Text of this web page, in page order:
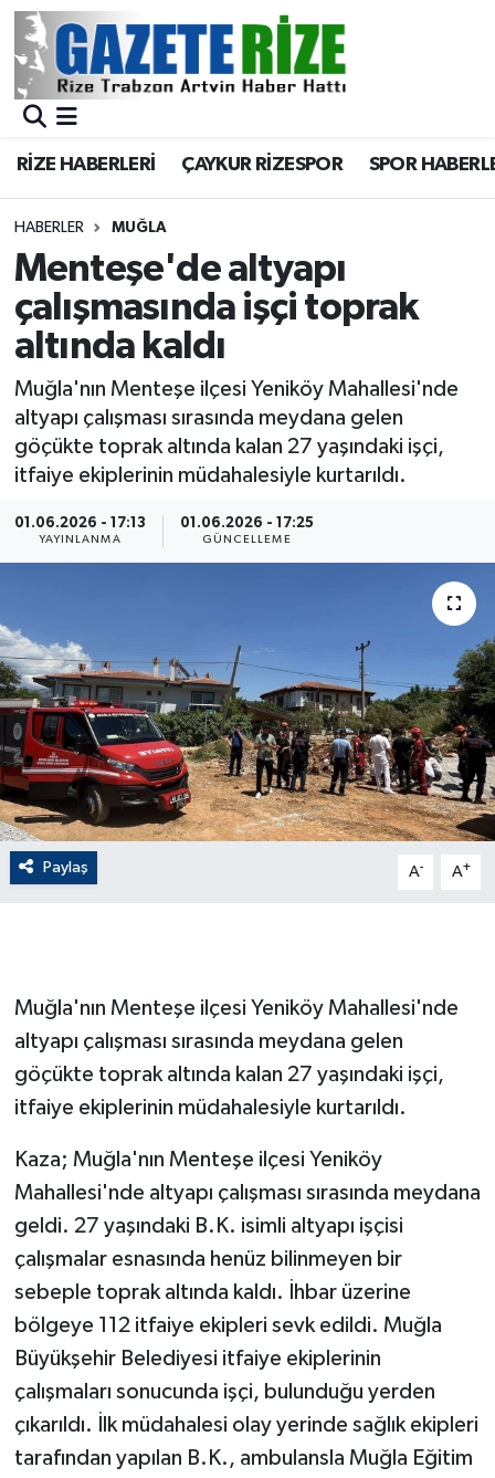
RİZE HABERLERİ ÇAYKUR RİZESPOR SPOR
HABERLER MUĞLA
Menteşe'de altyapı
çalışmasında işçi toprak
altında kaldı
Muğla'nın Menteşe ilçesi Yeniköy Mahallesi'nde
altyapı çalışması sırasında meydana gelen
göçükte toprak altında kalan 27 yaşındaki işçi,
itfaiye ekiplerinin müdahalesiyle kurtarıldı.
01.06.2026 - 17:13
YAYINLANMA
01.06.2026 - 17:25
GÜNCELLEME
Paylaş A- A+
Muğla'nın Menteşe ilçesi Yeniköy Mahallesi'nde
altyapı çalışması sırasında meydana gelen
göçükte toprak altında kalan 27 yaşındaki işçi,
itfaiye ekiplerinin müdahalesiyle kurtarıldı.
Kaza; Muğla'nın Menteşe ilçesi Yeniköy
Mahallesi'nde altyapı çalışması sırasında meydana
geldi. 27 yaşındaki B.K. isimli altyapı işçisi
çalışmalar esnasında henüz bilinmeyen bir
sebeple toprak altında kaldı. İhbar üzerine
bölgeye 112 itfaiye ekipleri sevk edildi. Muğla
Büyükşehir Belediyesi itfaiye ekiplerinin
çalışmaları sonucunda işçi, bulunduğu yerden
çıkarıldı. İlk müdahalesi olay yerinde sağlık ekipleri
tarafından yapılan B.K., ambulansla Muğla Eğitim
BÖLGEMİZ
Asayiş
Rize Jandarma Komutanlığı
Bilim Teknoloji
Advertising news
Canlı Maç
ÇEVRE
Dünya
EĞİTİM
EKONOMİ
English News
Finans
GENEL
GÜNDEM
Güvenlik
İNSAN
İş Dünyası
Jandarma
Kadın
Merkez Nöbetçi Eczaneler
Merkez Trafik Yoğunluk Haritası
Süper Lig Puan Durumu ve Fikstür
Tüm Manşetler
Haber Arşivi